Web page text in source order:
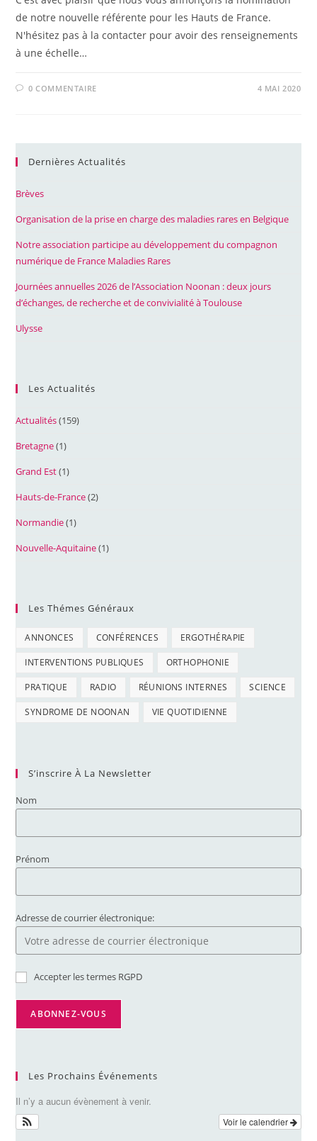
de notre nouvelle référente pour les Hauts de France.
N'hésitez pas à la contacter pour avoir des renseignements
à une échelle…
0 COMMENTAIRE 4 MAI 2020
Dernières Actualités
Brèves
Organisation de la prise en charge des maladies rares en Belgique
Notre association participe au développement du compagnon
numérique de France Maladies Rares
Journées annuelles 2026 de l’Association Noonan : deux jours
d’échanges, de recherche et de convivialité à Toulouse
Ulysse
Les Actualités
Actualités(159)
Bretagne(1)
Grand Est(1)
Hauts-de-France(2)
Normandie(1)
Nouvelle-Aquitaine(1)
Les Thémes Généraux
ANNONCES CONFÉRENCES ERGOTHÉRAPIE
INTERVENTIONS PUBLIQUES ORTHOPHONIE
PRATIQUE RADIO RÉUNIONS INTERNES SCIENCE
SYNDROME DE NOONAN VIE QUOTIDIENNE
S’inscrire À La Newsletter
Nom
Prénom
Adresse de courrier électronique:
Accepter les termes RGPD
Les Prochains Événements
Il n’y a aucun évènement à venir.
Voir le calendrier